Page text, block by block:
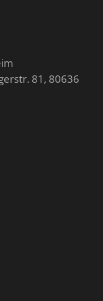
81, 80636